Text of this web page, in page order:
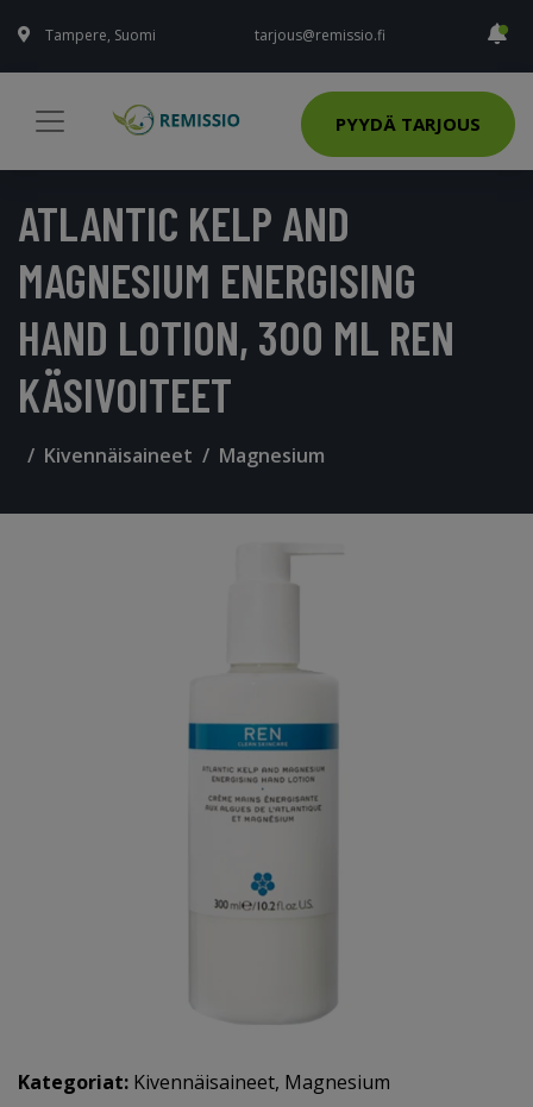
Tampere, Suomi tarjous@remissio.fi
PYYDÄ TARJOUS
ATLANTIC KELP AND
MAGNESIUM ENERGISING
HAND LOTION, 300 ML REN
KÄSIVOITEET
Kivennäisaineet Magnesium
Kategoriat: Kivennäisaineet, Magnesium